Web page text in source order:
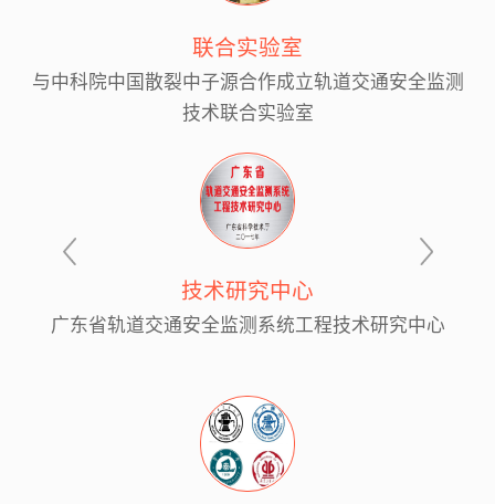
联合实验室
与中科院中国散裂中子源合作成立轨道交通安全监测
技术联合实验室
技术研究中心
广东省轨道交通安全监测系统工程技术研究中心